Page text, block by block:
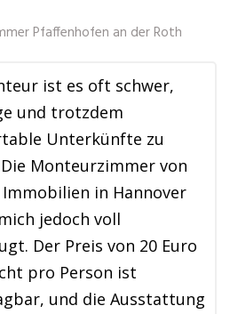
Pfaffenhofen an der Roth
ist es oft schwer,
und trotzdem
Unterkünfte zu
Monteurzimmer von
Immobilien in Hannover
jedoch voll
Der Preis von 20 Euro
pro Person ist
und die Ausstattung